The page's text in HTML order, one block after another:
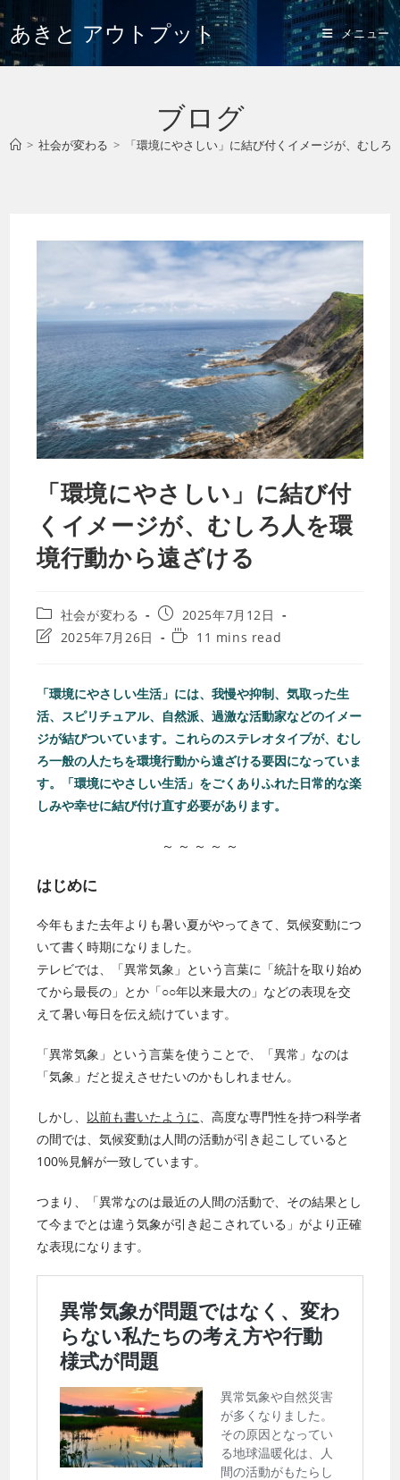
あきと アウトプット メニュー
ブログ
> 社会が変わる > 「環境にやさしい」に結び付くイメージが、むしろ
「環境にやさしい」に結び付
くイメージが、むしろ人を環
境行動から遠ざける
社会が変わる
2025年7月12日
2025年7月26日
11 mins read
「環境にやさしい生活」には、我慢や抑制、気取った生
活、スピリチュアル、自然派、過激な活動家などのイメー
ジが結びついています。これらのステレオタイプが、むし
ろ一般の人たちを環境行動から遠ざける要因になっていま
す。「環境にやさしい生活」をごくありふれた日常的な楽
しみや幸せに結び付け直す必要があります。
～ ～ ～ ～ ～
はじめに
今年もまた去年よりも暑い夏がやってきて、気候変動につ
いて書く時期になりました。
テレビでは、「異常気象」という言葉に「統計を取り始め
てから最長の」とか「○○年以来最大の」などの表現を交
えて暑い毎日を伝え続けています。
「異常気象」という言葉を使うことで、「異常」なのは
「気象」だと捉えさせたいのかもしれません。
しかし、 以前も書いたように
、高度な専門性を持つ科学者
の間では、気候変動は人間の活動が引き起こしていると
100%見解が一致しています。
つまり、「異常なのは最近の人間の活動で、その結果とし
て今までとは違う気象が引き起こされている」がより正確
な表現になります。